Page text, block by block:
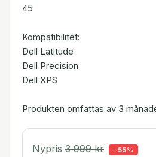
45
Kompatibilitet:
Dell Latitude
Dell Precision
Dell XPS
Produkten omfattas av 3
Nypris 3 999kr - 55%